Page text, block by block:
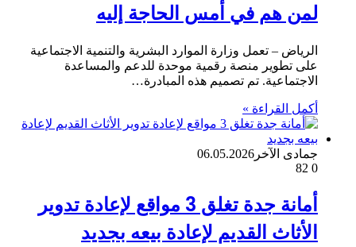
لمن هم في أمس الحاجة إليه
الرياض – تعمل وزارة الموارد البشرية والتنمية الاجتماعية
على تطوير منصة رقمية موحدة للدعم والمساعدة
الاجتماعية. تم تصميم هذه المبادرة…
أكمل القراءة »
جمادى الآخر 06.05.2026
0
أمانة جدة تغلق 3 مواقع لإعادة تدوير
الأثاث القديم لإعادة بيعه بجديد